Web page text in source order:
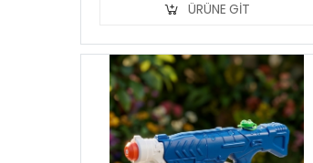
ÜRÜNE GIT